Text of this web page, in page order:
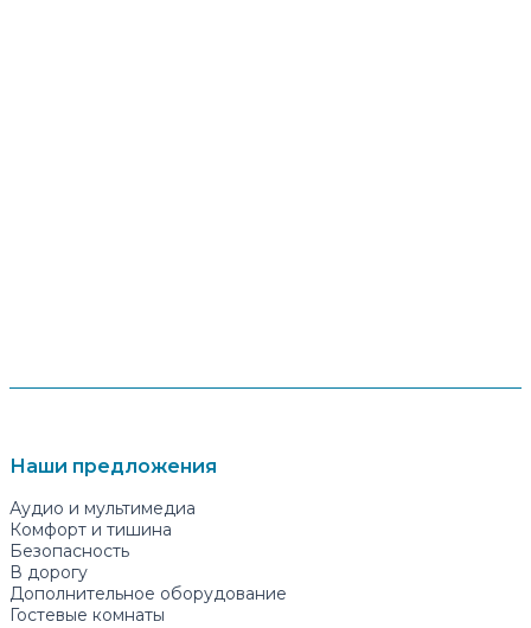
Наши предложения
Аудио и мультимедиа
Комфорт и тишина
Безопасность
В дорогу
Дополнительное оборудование
Гостевые комнаты